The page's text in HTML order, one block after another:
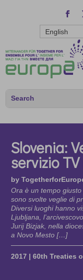
English
Slovenia:
servizio
by
Ora è un tempo
sono svolte veglie di
Diversi luoghi hanno
Ljubljana,
Jurij Bizjak, nella
a Novo Mesto […]
2017 | 60th Treaties